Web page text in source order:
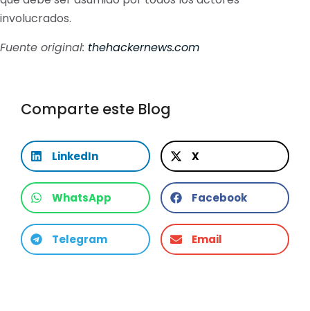
involucrados.
Fuente original: thehackernews.com
Comparte este Blog
LinkedIn X
WhatsApp Facebook
Telegram Email